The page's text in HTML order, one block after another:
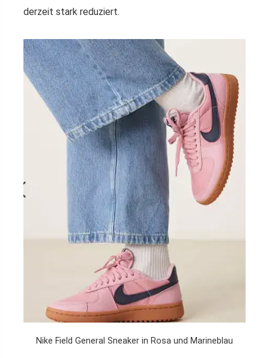
derzeit stark reduziert.
Nike Field General Sneaker in Rosa und Marineblau